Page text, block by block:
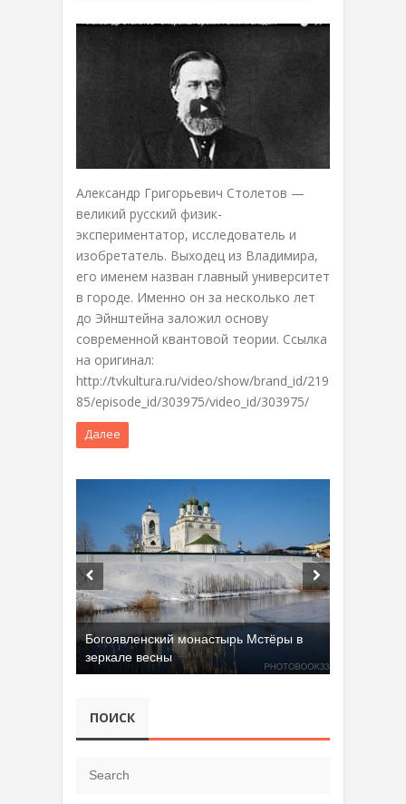
Александр Григорьевич Столетов —
великий русский физик-
экспериментатор, исследователь и
изобретатель. Выходец из Владимира,
его именем назван главный университет
в городе. Именно он за несколько лет
до Эйнштейна заложил основу
современной квантовой теории. Ссылка
на оригинал:
http://tvkultura.ru/video/show/brand_id/219
85/episode_id/303975/video_id/303975/
Далее
Богоявленский монастырь Мстёры в
зеркале весны
ПОИСК